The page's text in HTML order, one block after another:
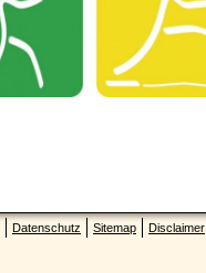
Disclaimer
Sitemap
Datenschutz